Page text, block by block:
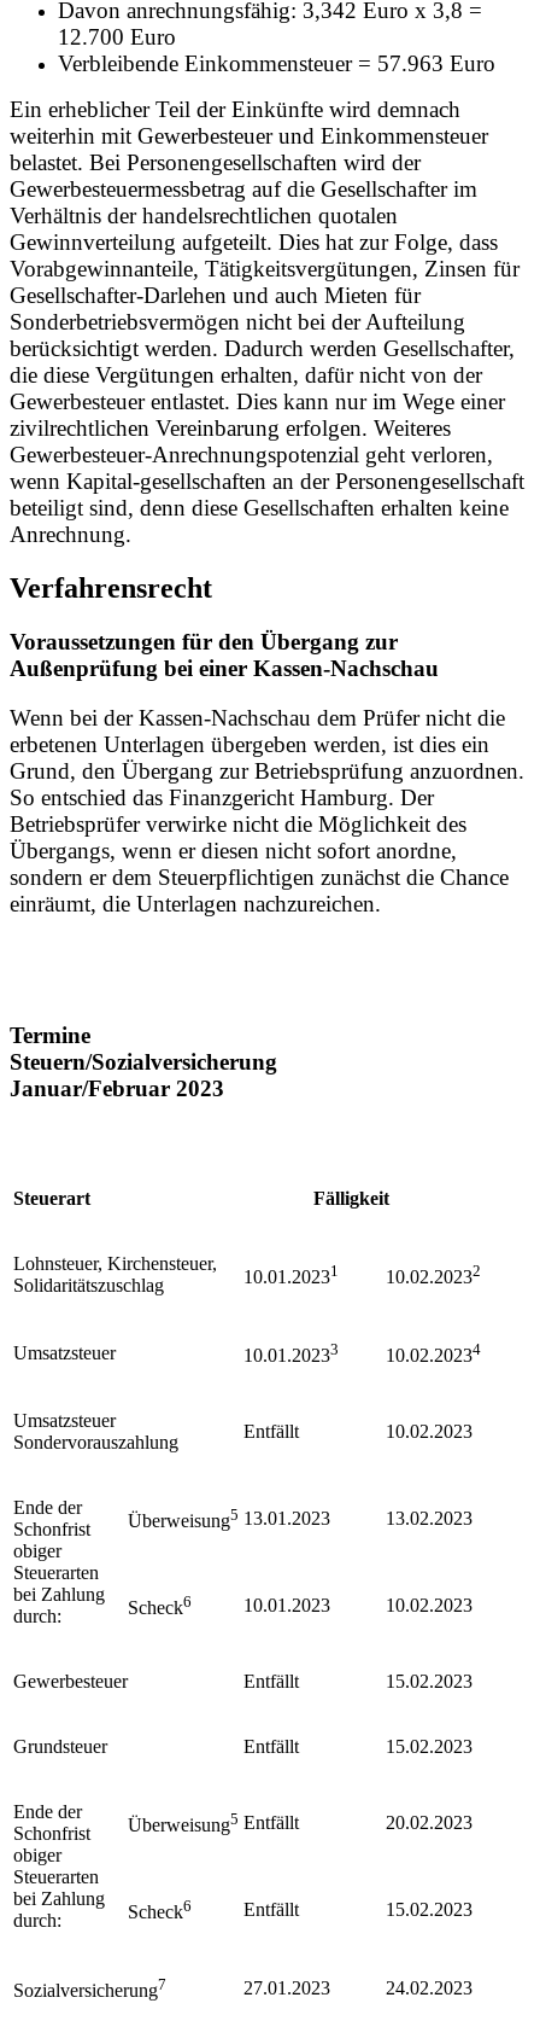
Davon anrechnungsfähig: 3,342 Euro x 3,8 =
12.700 Euro
Verbleibende Einkommensteuer = 57.963 Euro
Ein erheblicher Teil der Einkünfte wird demnach
weiterhin mit Gewerbesteuer und Einkommensteuer
belastet. Bei Personengesellschaften wird der
Gewerbesteuermessbetrag auf die Gesellschafter im
Verhältnis der handelsrechtlichen quotalen
Gewinnverteilung aufgeteilt. Dies hat zur Folge, dass
Vorabgewinnanteile, Tätigkeitsvergütungen, Zinsen für
Gesellschafter-Darlehen und auch Mieten für
Sonderbetriebsvermögen nicht bei der Aufteilung
berücksichtigt werden. Dadurch werden Gesellschafter,
die diese Vergütungen erhalten, dafür nicht von der
Gewerbesteuer entlastet. Dies kann nur im Wege einer
zivilrechtlichen Vereinbarung erfolgen. Weiteres
Gewerbesteuer-Anrechnungspotenzial geht verloren,
wenn Kapital-gesellschaften an der Personengesellschaft
beteiligt sind, denn diese Gesellschaften erhalten keine
Anrechnung.
Verfahrensrecht
Voraussetzungen für den Übergang zur
Außenprüfung bei einer Kassen-Nachschau
Wenn bei der Kassen-Nachschau dem Prüfer nicht die
erbetenen Unterlagen übergeben werden, ist dies ein
Grund, den Übergang zur Betriebsprüfung anzuordnen.
So entschied das Finanzgericht Hamburg. Der
Betriebsprüfer verwirke nicht die Möglichkeit des
Übergangs, wenn er diesen nicht sofort anordne,
sondern er dem Steuerpflichtigen zunächst die Chance
einräumt, die Unterlagen nachzureichen.
Termine
Steuern/
Januar/Februar 2023
Steuerart Fälligkeit
Lohnsteuer, Kirchensteuer,
Solidaritätszuschlag
10.01.20231 10.02.20232
Umsatzsteuer 10.01.20233 10.02.20234
Umsatzsteuer
Sondervorauszahlung
Entfällt 10.02.2023
Ende der
Schonfrist
obiger
Steuerarten
bei Zahlung
durch:
Überweisung5 13.01.2023 13.02.2023
Scheck6 10.01.2023 10.02.2023
Gewerbesteuer Entfällt 15.02.2023
Grundsteuer Entfällt 15.02.2023
Ende der
Schonfrist
obiger
Steuerarten
bei Zahlung
durch:
Überweisung5 Entfällt 20.02.2023
Scheck6 Entfällt 15.02.2023
Sozialversicherung7 27.01.2023 24.02.2023